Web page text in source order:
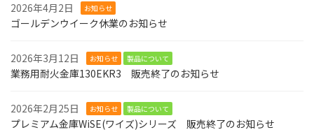
2026年4月2日 お知らせ
ゴールデンウイーク休業のお知らせ
2026年3月12日 お知らせ 製品について
業務用耐火金庫130EKR3 販売終了のお知らせ
2026年2月25日 お知らせ 製品について
プレミアム金庫WiSE(ワイズ)シリーズ 販売終了のお知らせ